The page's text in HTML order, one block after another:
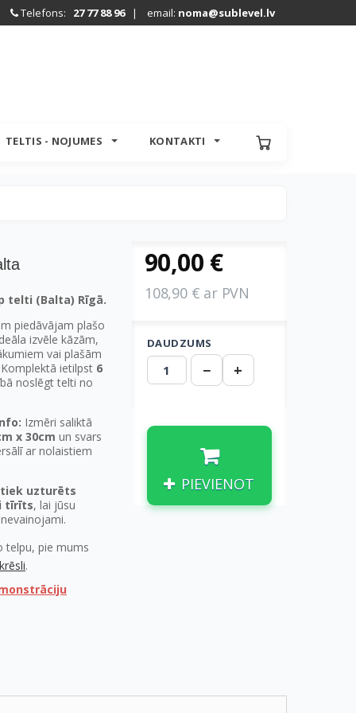
Telefons: 27 77 88 96| email: noma@sublevel.lv
TELTIS - NOJUMES KONTAKTI
telti (Balta) Rīgā.
piedāvājam plašo
izvēle kāzām,
vai plašām
ietilpst 6
noslēgt telti no
Izmēri saliktā
x 30cm un svars
ar nolaistiem
uzturēts
tīrīts, lai jūsu
telpu, pie mums
krēsli.
90,00 €
108,90 € ar PVN
DAUDZUMS
− +
PIEVIENOT